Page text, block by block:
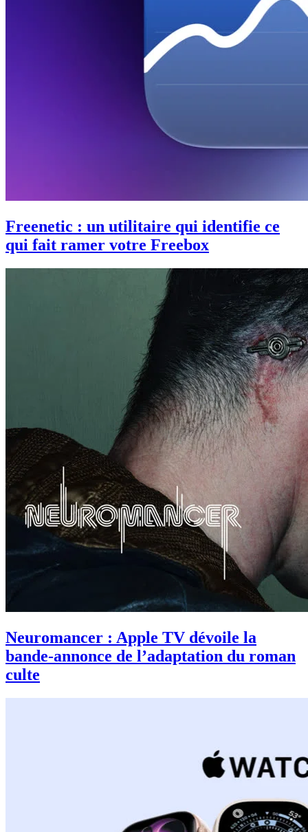
Freenetic : un utilitaire qui identifie ce
qui fait ramer votre Freebox
Neuromancer : Apple TV dévoile la
bande-annonce de l’adaptation du roman
culte